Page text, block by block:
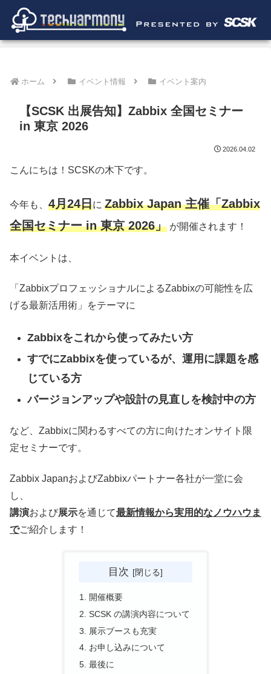
ホーム イベント情報 イベント案内
【SCSK 出展告知】Zabbix 全国セミナー
in 東京 2026
2026.04.02
こんにちは！SCSKの木下です。
今年も、 4月24日に Zabbix Japan 主催「Zabbix
全国セミナー in 東京 2026」 が開催されます！
本イベントは、
「ZabbixプロフェッショナルによるZabbixの可能性を広
げる最新活用術」をテーマに
Zabbixをこれから使ってみたい方
すでにZabbixを使っているが、運用に課題を感
じている方
バージョンアップや設計の見直しを検討中の方
など、Zabbixに関わるすべての方に向けたオンサイト限
定セミナーです。
Zabbix JapanおよびZabbixパートナー各社が一堂に会
し、
講演および展示を通じて最新情報から実用的なノウハウま
でご紹介します！
目次
開催概要
SCSK の講演内容について
展示ブースも充実
お申し込みについて
最後に